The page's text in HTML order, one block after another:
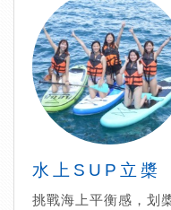
水上SUP立槳
挑戰海上平衡感，划